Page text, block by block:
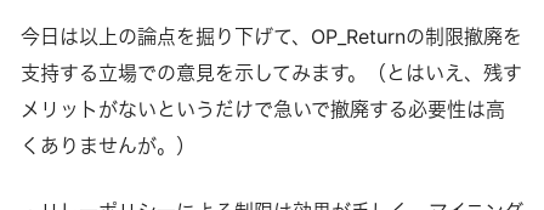
とをいいます。トランザクション作成時にそのトランザクシ
ョンにRBF有効のフラグが立てられている場合、同じコイン
を使用する別のトランザクション、つまり相反するトランザ
クションを配信して古いものを置き換えることができます。
今日は以上の論点を掘り下げて、OP_Returnの制限撤廃を
支持する立場での意見を示してみます。（とはいえ、残す
メリットがないというだけで急いで撤廃する必要性は高
くありませんが。）